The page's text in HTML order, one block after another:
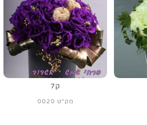
ק7
מק"ט 0020